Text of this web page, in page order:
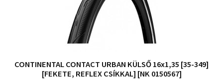
CONTINENTAL CONTACT URBAN KÜLSŐ 16x1,35 [35-349]
[FEKETE, REFLEX CSÍKKAL] [NK 0150567]